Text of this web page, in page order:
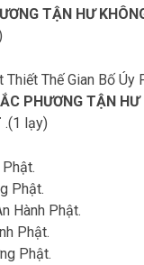
TẬN HƯ
Thế Gian Bố Úy
PHƯƠNG TẬN HƯ
.(1 lạy)
Phật.
Hành Phật.
Phật.
Phật.